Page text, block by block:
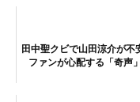
田中聖クビで山田涼介が不
ファンが心配する「奇声